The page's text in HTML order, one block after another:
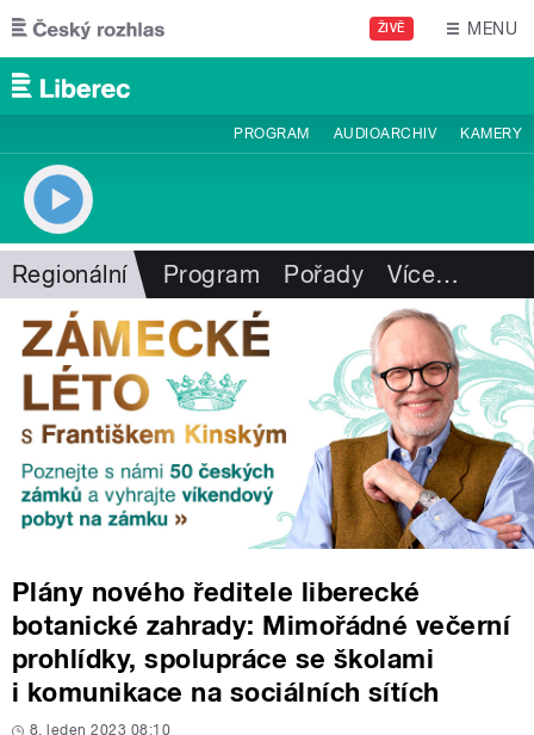
Přejít k hlavnímu obsahu
ŽIVĚ MENU
PROGRAM AUDIOARCHIV KAMERY
Regionální Program Pořady Více…
Plány nového ředitele liberecké
botanické zahrady: Mimořádné večerní
prohlídky, spolupráce se školami
i komunikace na sociálních sítích
8. leden 2023 08:10